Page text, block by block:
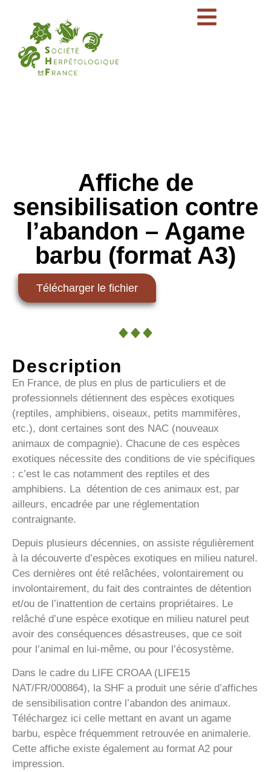
Affiche de
sensibilisation contre
l’abandon – Agame
barbu (format A3)
Télécharger le fichier
Description
En France, de plus en plus de particuliers et de
professionnels détiennent des espèces exotiques
(reptiles, amphibiens, oiseaux, petits mammifères,
etc.), dont certaines sont des NAC (nouveaux
animaux de compagnie). Chacune de ces espèces
exotiques nécessite des conditions de vie spécifiques
: c’est le cas notamment des reptiles et des
amphibiens. La détention de ces animaux est, par
ailleurs, encadrée par une réglementation
contraignante.
Depuis plusieurs décennies, on assiste régulièrement
à la découverte d’espèces exotiques en milieu naturel.
Ces dernières ont été relâchées, volontairement ou
involontairement, du fait des contraintes de détention
et/ou de l’inattention de certains propriétaires. Le
relâché d’une espèce exotique en milieu naturel peut
avoir des conséquences désastreuses, que ce soit
pour l’animal en lui-même, ou pour l’écosystème.
Dans le cadre du LIFE CROAA (LIFE15
NAT/FR/000864), la SHF a produit une série d’affiches
de sensibilisation contre l’abandon des animaux.
Téléchargez ici celle mettant en avant un agame
barbu, espèce fréquemment retrouvée en animalerie.
Cette affiche existe également au format A2 pour
impression.